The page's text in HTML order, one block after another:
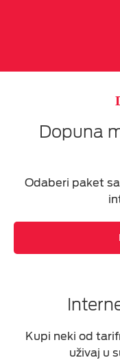
Dopuna
Odaberi paket
Kupi neki od
uživaj u